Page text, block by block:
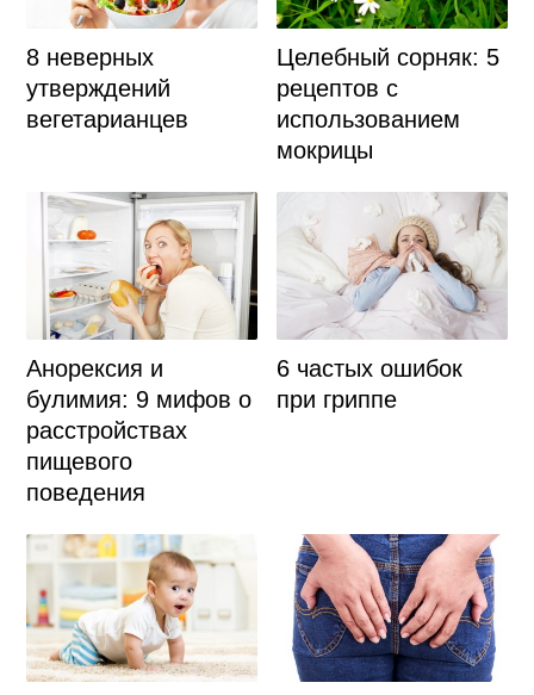
8 неверных
утверждений
вегетарианцев
Целебный сорняк: 5
рецептов с
использованием
мокрицы
Анорексия и
булимия: 9 мифов о
расстройствах
пищевого
поведения
6 частых ошибок
при гриппе